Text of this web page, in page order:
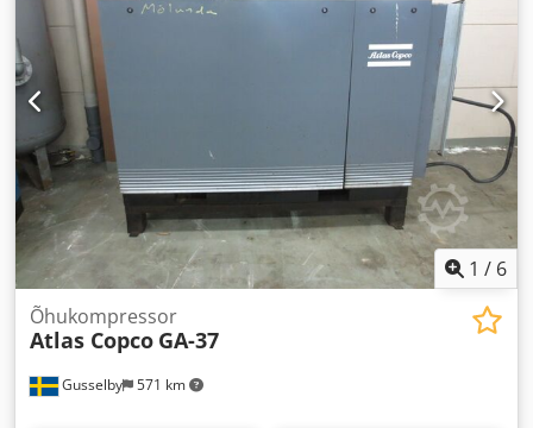
1 / 6
Gusselby 571 km
Õhukompressor
Atlas Copco GA-37